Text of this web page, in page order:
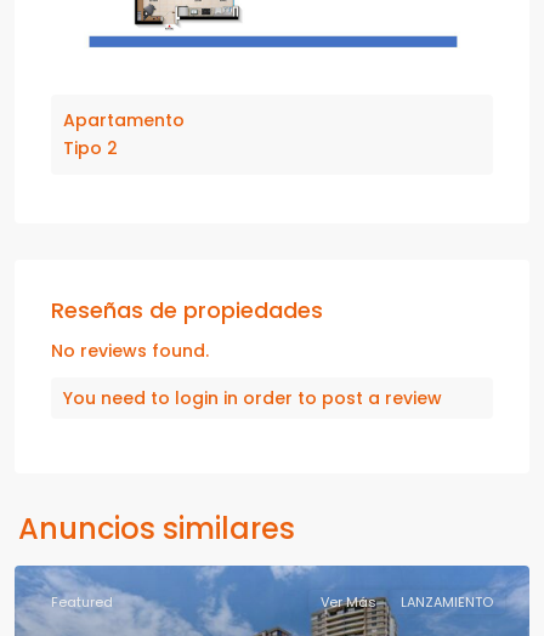
Apartamento
Tipo 2
Reseñas de propiedades
No reviews found.
You need to login in order to post a review
Anuncios similares
Featured Ver Más LANZAMIENTO